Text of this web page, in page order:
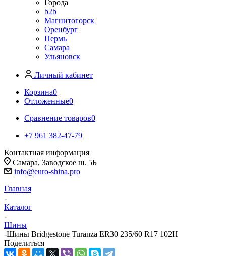
Города
b2b
Магнитогорск
Оренбург
Пермь
Самара
Ульяновск
Личный кабинет
Корзина0
Отложенные0
Сравнение товаров0
+7 961 382-47-79
Контактная информация
Самара, Заводское ш. 5Б
info@euro-shina.pro
Главная
-
Каталог
-
Шины
-Шины Bridgestone Turanza ER30 235/60 R17 102H
Поделиться